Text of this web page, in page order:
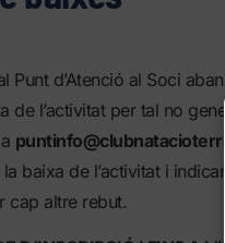
Punt d’Atenció al Soci
de l’activitat per tal no
baixa de l’activitat i
cap altre rebut.